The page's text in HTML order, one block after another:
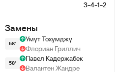
3-4-1-2
Замены
58'
Умут Тохумджу
Флориан Гриллич
58'
Павел Кадержабек
Валантен Жандре